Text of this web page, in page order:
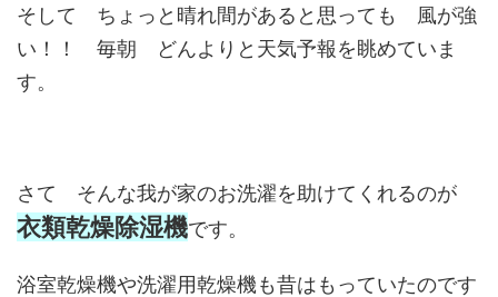
そして ちょっと晴れ間があると思っても 風が強
い！！ 毎朝 どんよりと天気予報を眺めていま
す。
さて そんな我が家のお洗濯を助けてくれるのが
衣類乾燥除湿機です。
浴室乾燥機や洗濯用乾燥機も昔はもっていたのです